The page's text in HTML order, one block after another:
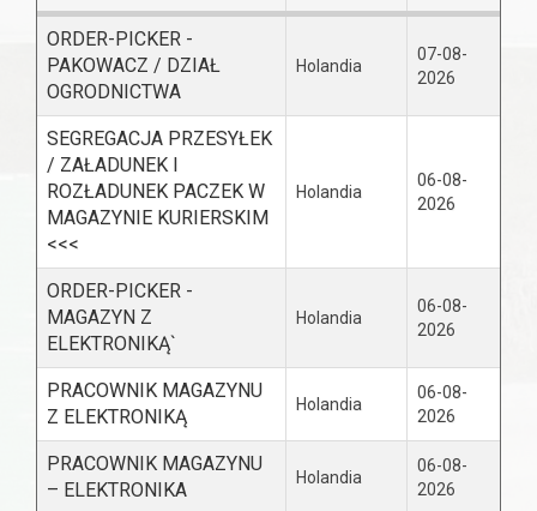
ORDER-PICKER -
PAKOWACZ / DZIAŁ
OGRODNICTWA
Holandia
07-08-
2026
SEGREGACJA PRZESYŁEK
/ ZAŁADUNEK I
ROZŁADUNEK PACZEK W
MAGAZYNIE KURIERSKIM
<<<
Holandia
06-08-
2026
ORDER-PICKER -
MAGAZYN Z
ELEKTRONIKĄ`
Holandia
06-08-
2026
PRACOWNIK MAGAZYNU
Z ELEKTRONIKĄ
Holandia
06-08-
2026
PRACOWNIK MAGAZYNU
– ELEKTRONIKA
Holandia
06-08-
2026